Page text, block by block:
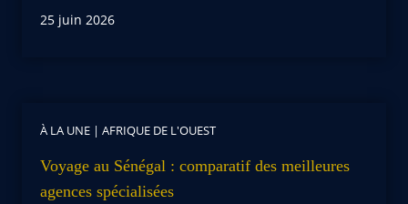
25 juin 2026
À LA UNE | AFRIQUE DE L'OUEST
Voyage au Sénégal : comparatif des meilleures
agences spécialisées